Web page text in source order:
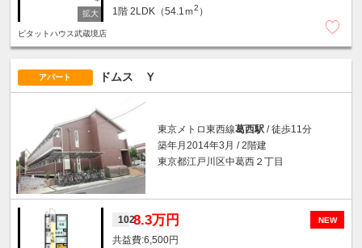
1階 2LDK（54.1ｍ2 ）
ピタットハウス武蔵境店
アパート ドムス Ｙ
東京メトロ東西線葛西駅 / 徒歩11分
築年月2014年3月 / 2階建
東京都江戸川区中葛西２丁目
NEW
1028.3万円
6,500円